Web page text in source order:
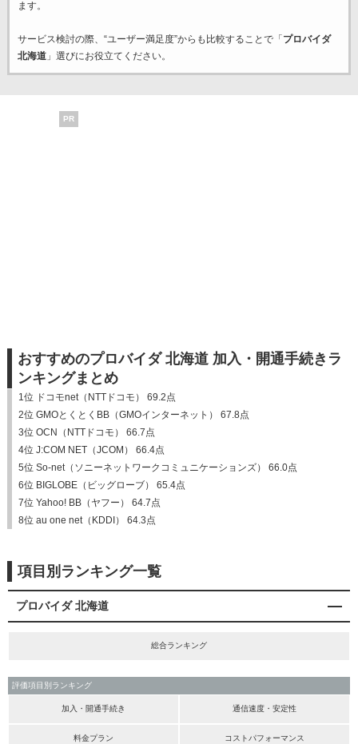
ます。
サービス検討の際、“ユーザー満足度”からも比較することで「 プロバイダ
北海道」選びにお役立てください。
PR
おすすめのプロバイダ 北海道 加入・開通手続きラ
ンキングまとめ
1位 ドコモnet（NTTドコモ） 69.2点
2位 GMOとくとくBB（GMOインターネット） 67.8点
3位 OCN（NTTドコモ） 66.7点
4位 J:COM NET（JCOM） 66.4点
5位 So-net（ソニーネットワークコミュニケーションズ） 66.0点
6位 BIGLOBE（ビッグローブ） 65.4点
7位 Yahoo! BB（ヤフー） 64.7点
8位 au one net（KDDI） 64.3点
項目別ランキング一覧
プロバイダ 北海道
総合ランキング
評価項目別ランキング
加入・開通手続き 通信速度・安定性
料金プラン コストパフォーマンス